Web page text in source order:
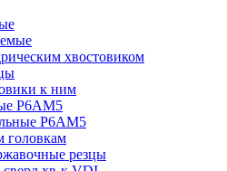
хвостовиком
к ним
Р6АМ5
Р6АМ5
головкам
резцы